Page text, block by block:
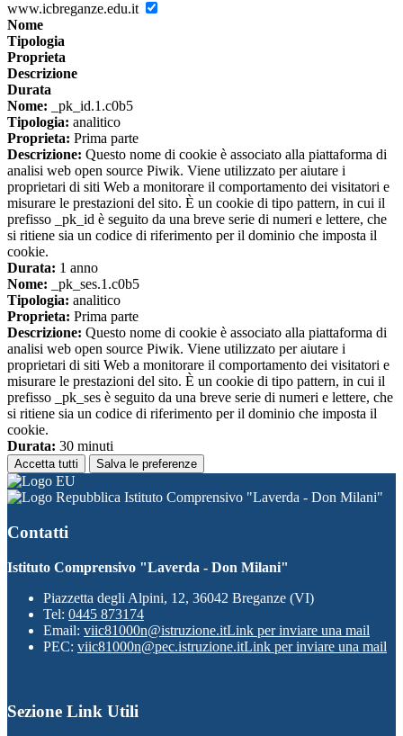
www.icbreganze.edu.it
Nome
Tipologia
Proprieta
Descrizione
Durata
Nome: _pk_id.1.c0b5
Tipologia: analitico
Proprieta: Prima parte
Descrizione: Questo nome di cookie è associato alla piattaforma di
analisi web open source Piwik. Viene utilizzato per aiutare i
proprietari di siti Web a monitorare il comportamento dei visitatori e
misurare le prestazioni del sito. È un cookie di tipo pattern, in cui il
prefisso _pk_id è seguito da una breve serie di numeri e lettere, che
si ritiene sia un codice di riferimento per il dominio che imposta il
cookie.
Durata: 1 anno
Nome: _pk_ses.1.c0b5
Tipologia: analitico
Proprieta: Prima parte
Descrizione: Questo nome di cookie è associato alla piattaforma di
analisi web open source Piwik. Viene utilizzato per aiutare i
proprietari di siti Web a monitorare il comportamento dei visitatori e
misurare le prestazioni del sito. È un cookie di tipo pattern, in cui il
prefisso _pk_ses è seguito da una breve serie di numeri e lettere, che
si ritiene sia un codice di riferimento per il dominio che imposta il
cookie.
Durata: 30 minuti
Accetta tutti Salva le preferenze
Istituto Comprensivo "Laverda - Don Milani"
Contatti
Istituto Comprensivo "Laverda - Don Milani"
Piazzetta degli Alpini, 12, 36042 Breganze (VI)
Tel: 0445 873174
Email: viic81000n@istruzione.itLink per inviare una mail
PEC: viic81000n@pec.istruzione.itLink per inviare una mail
Sezione Link Utili